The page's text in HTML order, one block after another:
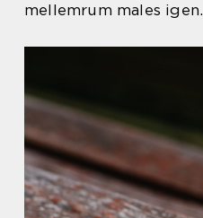
mellemrum males igen.